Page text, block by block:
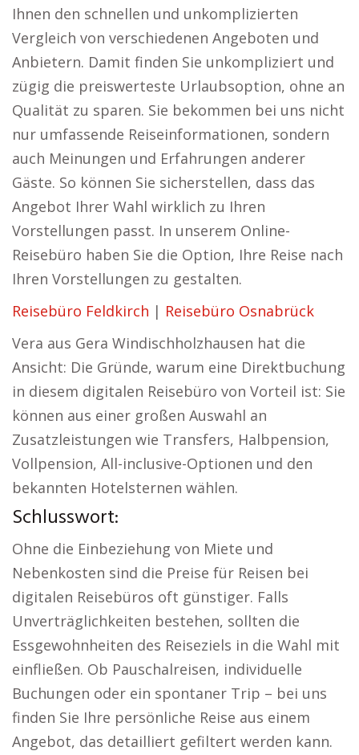
Ihnen den schnellen und unkomplizierten
Vergleich von verschiedenen Angeboten und
Anbietern. Damit finden Sie unkompliziert und
zügig die preiswerteste Urlaubsoption, ohne an
Qualität zu sparen. Sie bekommen bei uns nicht
nur umfassende Reiseinformationen, sondern
auch Meinungen und Erfahrungen anderer
Gäste. So können Sie sicherstellen, dass das
Angebot Ihrer Wahl wirklich zu Ihren
Vorstellungen passt. In unserem Online-
Reisebüro haben Sie die Option, Ihre Reise nach
Ihren Vorstellungen zu gestalten.
Reisebüro Feldkirch | Reisebüro Osnabrück
Vera aus Gera Windischholzhausen hat die
Ansicht: Die Gründe, warum eine Direktbuchung
in diesem digitalen Reisebüro von Vorteil ist: Sie
können aus einer großen Auswahl an
Zusatzleistungen wie Transfers, Halbpension,
Vollpension, All-inclusive-Optionen und den
bekannten Hotelsternen wählen.
Schlusswort:
Ohne die Einbeziehung von Miete und
Nebenkosten sind die Preise für Reisen bei
digitalen Reisebüros oft günstiger. Falls
Unverträglichkeiten bestehen, sollten die
Essgewohnheiten des Reiseziels in die Wahl mit
einfließen. Ob Pauschalreisen, individuelle
Buchungen oder ein spontaner Trip – bei uns
finden Sie Ihre persönliche Reise aus einem
Angebot, das detailliert gefiltert werden kann.